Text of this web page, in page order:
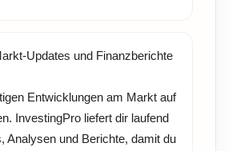
Updates und Finanzberichte
Entwicklungen am Markt auf
InvestingPro liefert dir laufend
Analysen und Berichte, damit du